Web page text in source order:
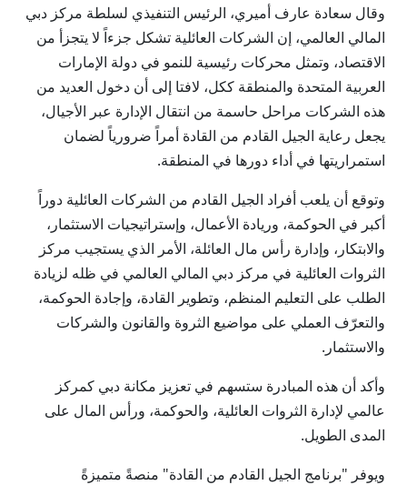
وقال سعادة عارف أميري، الرئيس التنفيذي لسلطة مركز دبي
المالي العالمي، إن الشركات العائلية تشكل جزءاً لا يتجزأ من
الاقتصاد، وتمثل محركات رئيسية للنمو في دولة الإمارات
العربية المتحدة والمنطقة ككل، لافتا إلى أن دخول العديد من
هذه الشركات مراحل حاسمة من انتقال الإدارة عبر الأجيال،
يجعل رعاية الجيل القادم من القادة أمراً ضرورياً لضمان
استمراريتها في أداء دورها في المنطقة.
وتوقع أن يلعب أفراد الجيل القادم من الشركات العائلية دوراً
أكبر في الحوكمة، وريادة الأعمال، وإستراتيجيات الاستثمار،
والابتكار، وإدارة رأس مال العائلة، الأمر الذي يستجيب مركز
الثروات العائلية في مركز دبي المالي العالمي في ظله لزيادة
الطلب على التعليم المنظم، وتطوير القادة، وإجادة الحوكمة،
والتعرّف العملي على مواضيع الثروة والقانون والشركات
والاستثمار.
وأكد أن هذه المبادرة ستسهم في تعزيز مكانة دبي كمركز
عالمي لإدارة الثروات العائلية، والحوكمة، ورأس المال على
المدى الطويل.
ويوفر "برنامج الجيل القادم من القادة" منصةً متميزةً